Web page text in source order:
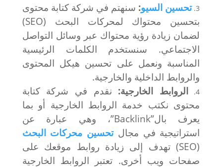
تحسين السيو: سنهتم في شركة كتابة محتوى
بتحسين محتواك لمحركات البحث (SEO)
لضمان زيادة رؤية محتواك عبر وسائل التواصل
الاجتماعي. سنستخدم الكلمات الرئيسية
المناسبة ونعمل على تحسين هيكل المحتوى
والروابط الداخلية والخارجية.
الروابط الخارجية: نقدم في شركة كتابة
محتوى نكتب خدمة الروابط الخارجية أو بما
يعرف بال”Backlink”، وهي عبارة عن
استراتيجية في مجالتحسين محركات البحث
(SEO) تهدف إلى زيادة روابط موقعك على
صفحات ويب أخرى. تعتبر الروابط الخارجية